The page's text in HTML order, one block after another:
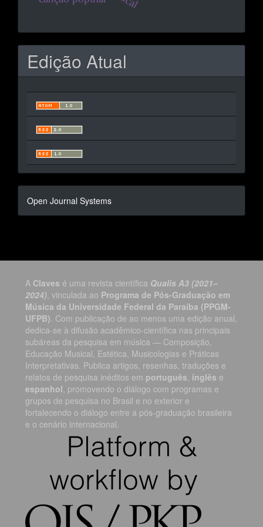
Edição Atual
Desenvolvido
por
Open Journal Systems
A Claves é uma revista científica Qualis A3 (2021–
2024), vinculada ao Programa de Pós-Graduação em
Música da Universidade Federal da Paraíba (PPGM-
UFPB). Com publicação de ao menos uma edição anual,
dedica-se à difusão acadêmico-científica nas principais
subáreas da pesquisa em música — Composição,
Educação Musical, Estética, Musicologias e Práticas
Interpretativas. Publica artigos, resenhas, traduções e
relatos de pesquisa inéditos em português, inglês e
espanhol, promovendo o diálogo com programas e
grupos de pesquisa no Brasil e no exterior e
fortalecendo o diálogo entre a pós-graduação brasileira
e o cenário internacional.